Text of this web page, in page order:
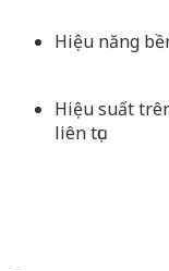
Hiệu năng
Hiệu suất
liên tục